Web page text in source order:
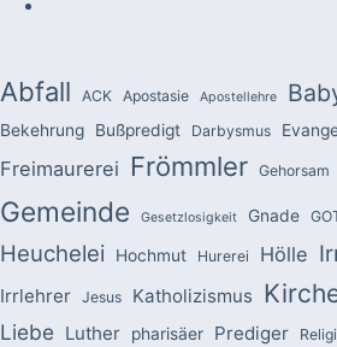
Abfall ACK Apostasie Apostellehre
Bekehrung Bußpredigt Darbysmus
Freimaurerei Frömmler Gehorsam
Gemeinde Gesetzlosigkeit Gnade
Heuchelei Hochmut Hurerei Hölle
Irrlehrer Jesus Katholizismus
Liebe Luther pharisäer Prediger